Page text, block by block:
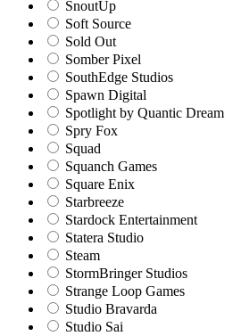
SnoutUp
Soft Source
Sold Out
Somber Pixel
SouthEdge Studios
Spawn Digital
Spotlight by Quantic Dream
Spry Fox
Squad
Squanch Games
Square Enix
Starbreeze
Stardock Entertainment
Statera Studio
Steam
StormBringer Studios
Strange Loop Games
Studio Bravarda
Studio Sai